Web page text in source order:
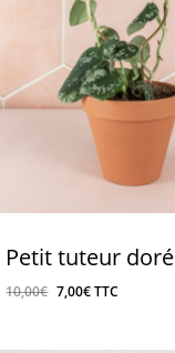
Petit tuteur doré
10,00€ Le
7,00€Le
TTC